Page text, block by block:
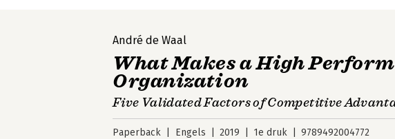
André de Waal
What Makes a High
Organization
Five Validated Factors of Competitive
Paperback Engels 2019 1e druk 9789492004772